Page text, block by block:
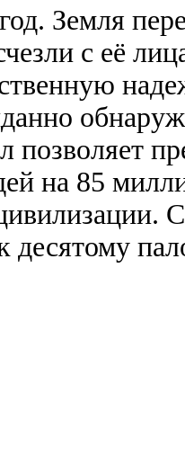
Земля
с её
позволяет
на 85
десятому